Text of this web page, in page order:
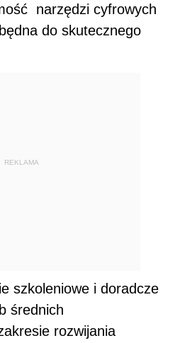
narzędzi cyfrowych
do skutecznego
REKLAMA
szkoleniowe i doradcze
średnich
rozwijania